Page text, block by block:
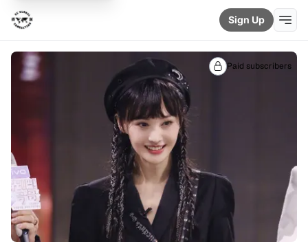
Sign Up
Paid subscribers